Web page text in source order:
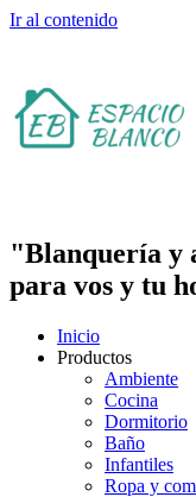
Ir al contenido
"Blanquería y
para vos y tu
Inicio
Productos
Ambiente
Cocina
Dormitorio
Baño
Infantiles
Ropa y